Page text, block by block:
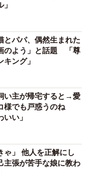
とパパ、偶然生まれた
のよう」と話題 「尊
ング」
い主が帰宅すると→愛
様でも戸惑うのね
いい」
ゃ」 他人を正解にし
張が苦手な娘に教わ